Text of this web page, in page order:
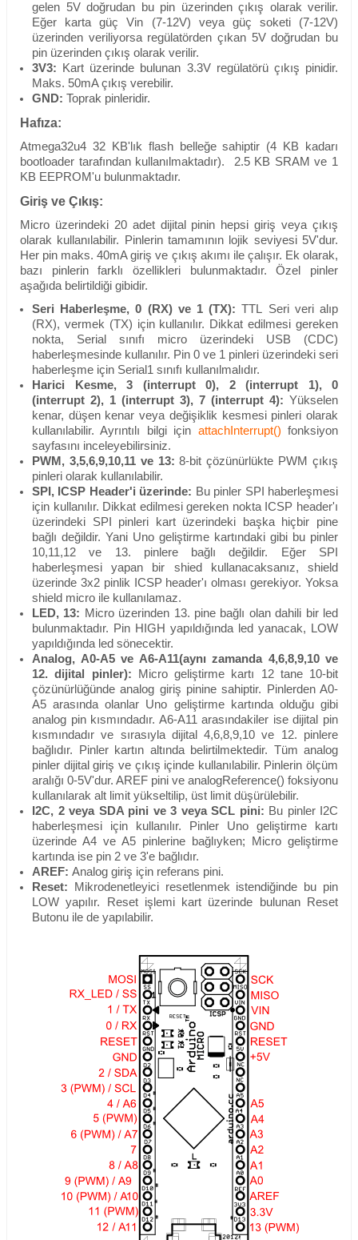
gelen 5V doğrudan bu pin üzerinden çıkış olarak verilir.
Eğer karta güç Vin (7-12V) veya güç soketi (7-12V)
üzerinden veriliyorsa regülatörden çıkan 5Vdoğrudan bu
pin üzerinden çıkış olarak verilir.
3V3:
Kart üzerinde bulunan 3.3V regülatörü çıkış pinidir.
Maks. 50mA çıkış verebilir.
GND: Toprak pinleridir.
Hafıza:
Atmega32u4 32 KB'lık flash belleğe sahiptir (4 KB kadarı
bootloader tarafından kullanılmaktadır). 2.5 KB SRAM ve 1
KB EEPROM'u bulunmaktadır.
Giriş ve Çıkış:
Micro üzerindeki 20 adet dijital pinin hepsi giriş veya çıkış
olarak kullanılabilir. Pinlerin tamamının lojik seviyesi 5V'dur.
Her pin maks. 40mA giriş ve çıkış akımı ile çalışır. Ek olarak,
bazı pinlerin farklı özellikleri bulunmaktadır. Özel pinler
aşağıda belirtildiği gibidir.
Seri Haberleşme, 0 (RX) ve 1 (TX):TTL
Seri veri alıp
(RX), vermek (TX) için kullanılır. Dikkat edilmesi gereken
nokta, Serial sınıfı micro üzerindeki USB (CDC)
haberleşmesinde kullanılır. Pin 0 ve 1 pinleri üzerindeki seri
haberleşme için Serial1 sınıfı kullanılmalıdır.
Harici Kesme, 3 (interrupt 0), 2 (interrupt 1), 0
(interrupt 2), 1 (interrupt 3), 7 (interrupt 4): Yükselen
kenar, düşen kenar veya değişiklik kesmesi pinleri olarak
kullanılabilir.Ayrıntılı bilgi için attachInterrupt() fonksiyon
sayfasını inceleyebilirsiniz.
PWM, 3,5,6,9,10,11 ve 13:8-bit çözünürlükte PWM çıkış
pinleri olarak kullanılabilir.
SPI, ICSP Header'i üzerinde: Bu pinler SPI haberleşmesi
için kullanılır. Dikkat edilmesi gereken nokta ICSP header'ı
üzerindeki SPI pinleri kart üzerindeki başka hiçbir pine
bağlı değildir. Yani Uno geliştirme kartındaki gibi bu pinler
10,11,12 ve 13. pinlere bağlı değildir. Eğer SPI
haberleşmesi yapan bir shied kullanacaksanız, shield
üzerinde 3x2 pinlik ICSP header'ı olması gerekiyor. Yoksa
shield micro ile kullanılamaz.
LED, 13: Micro üzerinden 13. pine bağlı olan dahili bir led
bulunmaktadır. Pin HIGH yapıldığında led yanacak, LOW
yapıldığında led sönecektir.
Analog, A0-A5 ve A6-A11(aynı zamanda 4,6,8,9,10 ve
12. dijital pinler):
Micro geliştirme kartı 12 tane 10-bit
çözünürlüğünde analog giriş pinine sahiptir. Pinlerden A0-
A5 arasında olanlar Uno geliştirme kartında olduğu gibi
analog pin kısmındadır. A6-A11 arasındakiler ise dijital pin
kısmındadır ve sırasıyla dijital 4,6,8,9,10 ve 12. pinlere
bağlıdır. Pinler kartın altında belirtilmektedir. Tüm analog
pinler dijital giriş ve çıkış içinde kullanılabilir. Pinlerin ölçüm
aralığı 0-5V'dur. AREF pini ve analogReference() foksiyonu
kullanılarak alt limit yükseltilip, üst limit düşürülebilir.
I2C, 2 veya SDA pini ve 3 veya SCL pini: Bu pinler I2C
haberleşmesi için kullanılır. Pinler Uno geliştirme kartı
üzerinde A4 ve A5 pinlerine bağlıyken; Micro geliştirme
kartında ise pin 2 ve 3'e bağlıdır.
AREF: Analog giriş için referans pini.
Reset:
Mikrodenetleyici resetlenmek istendiğinde bu pin
LOW yapılır. Reset işlemi kart üzerinde bulunan Reset
Butonu ile de yapılabilir.